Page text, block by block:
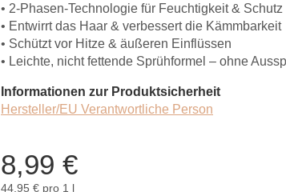
• 2-Phasen-Technologie für Feuchtigkeit & Schutz
• Entwirrt das Haar & verbessert die Kämmbarkeit
• Schützt vor Hitze & äußeren Einflüssen
• Leichte, nicht fettende Sprühformel – ohne
Informationen zur Produktsicherheit
Hersteller/EU Verantwortliche Person
8,99 €
44,95 € pro 1 l